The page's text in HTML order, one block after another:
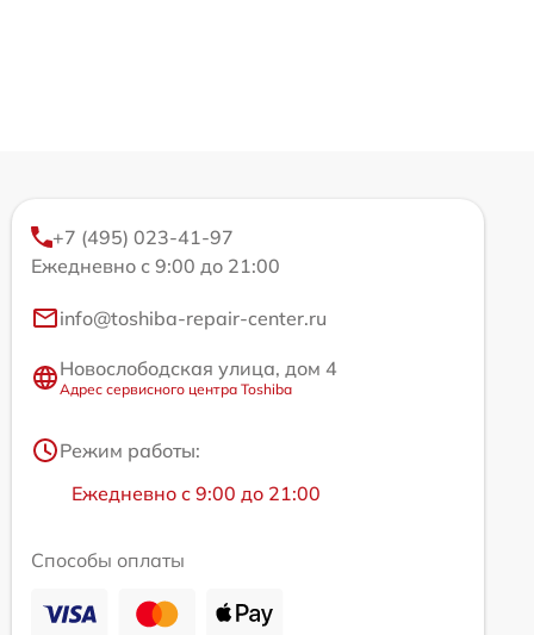
+7 (495) 023-41-97
Ежедневно с 9:00 до 21:00
info@toshiba-repair-center.ru
Новослободская улица, дом 4
Адрес сервисного центра Toshiba
Режим работы:
Ежедневно с 9:00 до 21:00
Способы оплаты